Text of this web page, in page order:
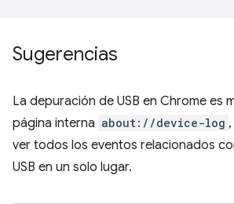
Sugerencias
La depuración de USB en Chrome es
página interna about://device-log
ver todos los eventos relacionados
USB en un solo lugar.